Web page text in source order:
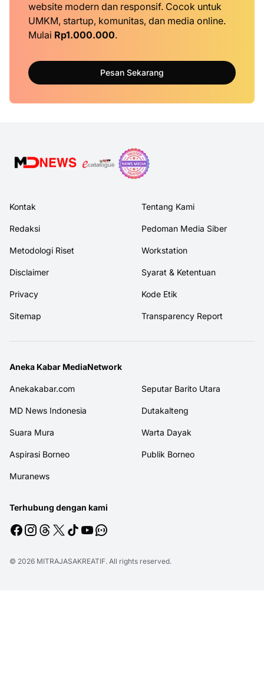
website modern dan responsif. Cocok untuk
UMKM, startup, komunitas, dan media online.
Mulai Rp1.000.000.
Pesan Sekarang
Kontak Tentang Kami
Redaksi Pedoman Media Siber
Metodologi Riset Workstation
Disclaimer Syarat & Ketentuan
Privacy Kode Etik
Sitemap Transparency Report
Aneka Kabar MediaNetwork
Anekakabar.com Seputar Barito Utara
MD News Indonesia Dutakalteng
Suara Mura Warta Dayak
Aspirasi Borneo Publik Borneo
Muranews
Terhubung dengan kami
© 2026 MITRAJASAKREATIF. All rights reserved.